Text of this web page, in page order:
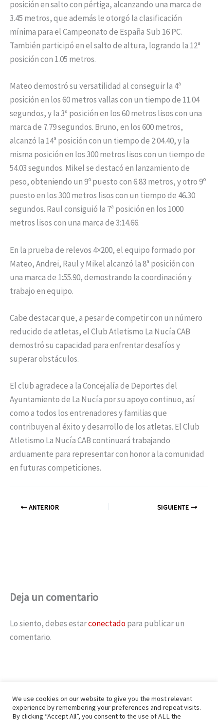
posición en salto con pértiga, alcanzando una marca de
3.45 metros, que además le otorgó la clasificación
mínima para el Campeonato de España Sub 16 PC.
También participó en el salto de altura, logrando la 12ª
posición con 1.05 metros.
Mateo demostró su versatilidad al conseguir la 4ª
posición en los 60 metros vallas con un tiempo de 11.04
segundos, y la 3ª posición en los 60 metros lisos con una
marca de 7.79 segundos. Bruno, en los 600 metros,
alcanzó la 14ª posición con un tiempo de 2:04.40, y la
misma posición en los 300 metros lisos con un tiempo de
54.03 segundos. Mikel se destacó en lanzamiento de
peso, obteniendo un 9º puesto con 6.83 metros, y otro 9º
puesto en los 300 metros lisos con un tiempo de 46.30
segundos. Raul consiguió la 7ª posición en los 1000
metros lisos con una marca de 3:14.66.
En la prueba de relevos 4×200, el equipo formado por
Mateo, Andrei, Raul y Mikel alcanzó la 8ª posición con
una marca de 1:55.90, demostrando la coordinación y
trabajo en equipo.
Cabe destacar que, a pesar de competir con un número
reducido de atletas, el Club Atletismo La Nucía CAB
demostró su capacidad para enfrentar desafíos y
superar obstáculos.
El club agradece a la Concejalía de Deportes del
Ayuntamiento de La Nucía por su apoyo continuo, así
como a todos los entrenadores y familias que
contribuyen al éxito y desarrollo de los atletas. El Club
Atletismo La Nucía CAB continuará trabajando
arduamente para representar con honor a la comunidad
en futuras competiciones.
ANTERIOR SIGUIENTE
Deja un comentario
Lo siento, debes estarconectadopara publicar un
comentario.
We use cookies on our website to give you the most relevant
experience by remembering your preferences and repeat visits.
By clicking “Accept All”, you consent to the use of ALL the